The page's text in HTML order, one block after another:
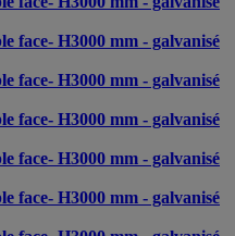
face- H3000 mm - galvanisé
face- H3000 mm - galvanisé
face- H3000 mm - galvanisé
face- H3000 mm - galvanisé
face- H3000 mm - galvanisé